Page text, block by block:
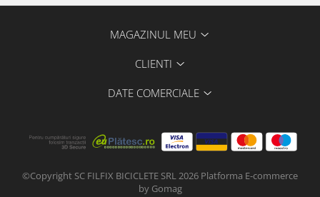
MAGAZINUL MEU
CLIENTI
DATE COMERCIALE
©Copyright SC FILFIX BICICLETE SRL 2026 Platforma E-commerce
by Gomag